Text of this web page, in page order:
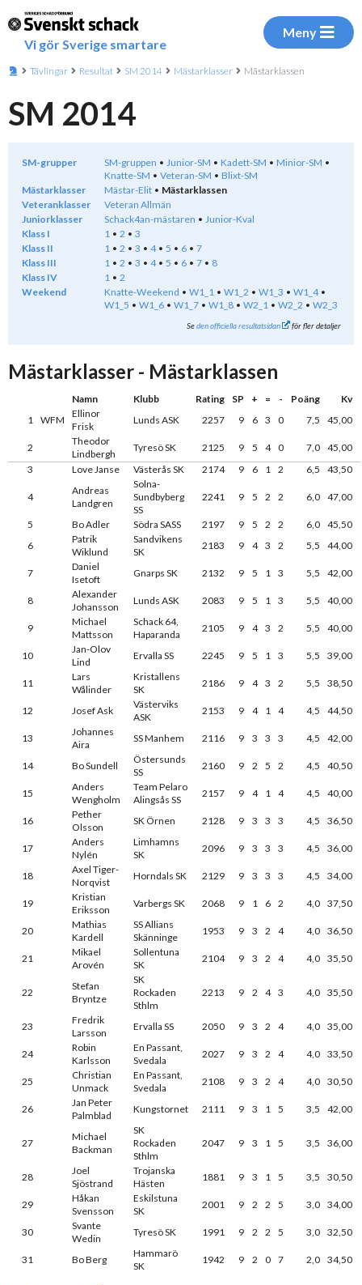
Vi gör Sverige smartare
Meny
Tävlingar Resultat SM 2014 Mästarklasser Mästarklassen
SM 2014
SM-grupper SM-gruppen Junior-SM Kadett-SM
Minior-SM
Knatte-SM
Veteran-SM
Blixt-SM
Mästarklasser
Mästar-Elit
Mästarklassen
Veteranklasser
Veteran Allmän
Juniorklasser
Schack4an-mästaren
Junior-Kval
Klass I
1 2
3
Klass II
1 2 3 4 5 6
7
Klass III
1 2 3 4 5 6 7
8
Klass IV
1
2
Weekend
Knatte-Weekend W1_1 W1_2 W1_3
W1_4
W1_5
W1_6 W1_7 W1_8 W2_1 W2_2 W2_3
Seden officiella resultatsidan för fler detaljer
Mästarklasser - Mästarklassen
Namn Klubb Rating SP + = - Poäng
Kv
1 WFM
Ellinor
Frisk
Lunds ASK 2257 9 6 3 0 7,5 45,00
2
Theodor
Lindbergh
Tyresö SK 2125 9 5 4 0 7,0 45,00
3
Love Janse Västerås SK 2174 9 6 1 2 6,5 43,50
4
Andreas
Landgren
Solna-
Sundbyberg
SS
2241 9 5 2 2 6,0 47,00
5 Bo Adler Södra SASS 2197 9 5 2 2 6,0 45,50
6
Patrik
Wiklund
Sandvikens
SK
2183 9 4 3 2 5,5 44,00
7
Daniel
Isetoft
Gnarps SK 2132 9 5 1 3 5,5 42,00
8
Alexander
Johansson
Lunds ASK 2083 9 5 1 3 5,5 40,00
9
Michael
Mattsson
Schack 64,
Haparanda
2105 9 4 3 2 5,5 40,00
10
Jan-Olov
Lind
Ervalla SS 2245 9 5 1 3 5,5 39,00
11
Lars
Wålinder
Kristallens
SK
2186 9 4 3 2 5,5 38,50
12 Josef Ask
Västerviks
ASK
2153 9 4 1 4 4,5 44,50
13
Johannes
Aira
SS Manhem 2116 9 3 3 3 4,5 42,00
14 Bo Sundell
Östersunds
SS
2160 9 2 5 2 4,5 40,50
15
Anders
Wengholm
Team Pelaro
Alingsås SS
2157 9 4 1 4 4,5 40,00
16
Pether
Olsson
SK Örnen 2128 9 3 3 3 4,5 36,50
17
Anders
Nylén
Limhamns
SK
2096 9 3 3 3 4,5 36,00
18
Axel Tiger-
Norqvist
Horndals SK 2129 9 3 3 3 4,5 34,00
19
Kristian
Eriksson
Varbergs SK 2068 9 1 6 2 4,0 37,50
20
Mathias
Kardell
SS Allians
Skänninge
1953 9 3 2 4 4,0 36,50
21
Mikael
Arovén
Sollentuna
SK
2104 9 3 2 4 4,0 35,50
22
Stefan
Bryntze
SK
Rockaden
Sthlm
2213 9 2 4 3 4,0 35,50
23
Fredrik
Larsson
Ervalla SS 2050 9 3 2 4 4,0 35,00
24
Robin
Karlsson
En Passant,
Svedala
2027 9 3 2 4 4,0 33,50
25
Christian
Unmack
En Passant,
Svedala
2108 9 3 2 4 4,0 30,50
26
Jan Peter
Palmblad
Kungstornet 2111 9 3 1 5 3,5 42,00
27
Michael
Backman
SK
Rockaden
Sthlm
2047 9 3 1 5 3,5 36,00
28
Joel
Sjöstrand
Trojanska
Hästen
1881 9 3 1 5 3,5 30,50
29
Håkan
Svensson
Eskilstuna
SK
2001 9 2 2 5 3,0 34,00
30
Svante
Wedin
Tyresö SK 1991 9 2 2 5 3,0 32,50
31 Bo Berg
Hammarö
SK
1942 9 2 0 7 2,0 34,50